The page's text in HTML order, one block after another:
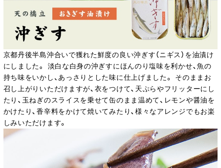
京都丹後半島沖合いで獲れた鮮度の良い沖ぎす（ニギス）を油漬け
にしました。 淡白な白身の沖ぎすにほんのり塩味を利かせ、魚の
持ち味をいかし、あっさりとした味に仕上げました。 そのままお
召し上がりいただけますが、衣をつけて、天ぷらやフリッターにし
たり、玉ねぎのスライスを乗せて缶のまま温めて、レモンや醤油を
かけたり、香辛料をかけて焼いてみたり、様々なアレンジでもお楽
しみいただけます。